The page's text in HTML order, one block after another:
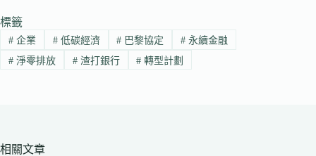
標籤
#企業 #低碳經濟 # 巴黎協定 # 永續金融
#淨零排放 #渣打銀行 # 轉型計劃
相關文章